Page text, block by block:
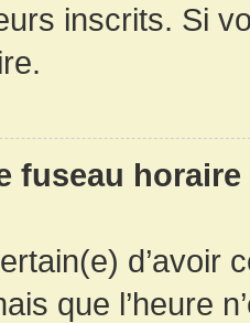
inscrits. Si
fuseau
d’avoir
que l’heure